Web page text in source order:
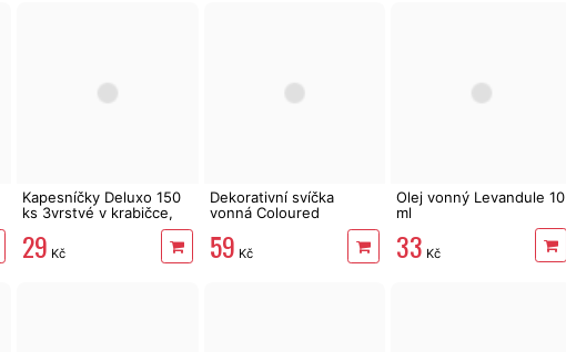
Kapesníčky Deluxo 150
ks 3vrstvé v krabičce,
29 Kč
Dekorativní svíčka
vonná Coloured
Blueberry Cheesecake
170 g
59 Kč
Olej vonný Levandule 10
ml
33 Kč